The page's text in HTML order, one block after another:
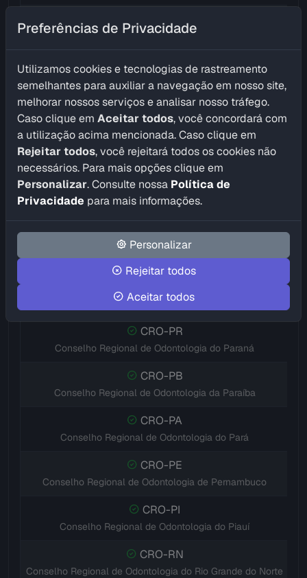
Conselho Regional de Odontologia do Distrito Federal
CRO-ES
Conselho Regional de Odontologia do Espírito Santo
CRO-GO
Conselho Regional de Odontologia de Goiás
CRO-MA
Conselho Regional de Odontologia do Maranhão
CRO-MT
CRO-MS
Conselho Regional de Odontologia de Mato Grosso do Sul
Conselho Regional de Odontologia de Minas Gerais
CRO-PR
Conselho Regional de Odontologia do Paraná
CRO-PB
Conselho Regional de Odontologia da Paraíba
CRO-PA
Conselho Regional de Odontologia do Pará
CRO-PE
Conselho Regional de Odontologia de Pernambuco
CRO-PI
Conselho Regional de Odontologia do Piauí
CRO-RN
Conselho Regional de Odontologia do Rio Grande do Norte
Preferências de Privacidade
Utilizamos cookies e tecnologias de rastreamento
semelhantes para auxiliar a navegação em nosso site,
melhorar nossos serviços e analisar nosso tráfego.
Caso clique em Aceitar todos, você concordará com
a utilização acima mencionada. Caso clique em
Rejeitar todos, você rejeitará todos os cookies não
necessários. Para mais opções clique em
Personalizar. Consulte nossa Política de
Privacidade para mais informações.
Personalizar
Rejeitar todos
Aceitar todos